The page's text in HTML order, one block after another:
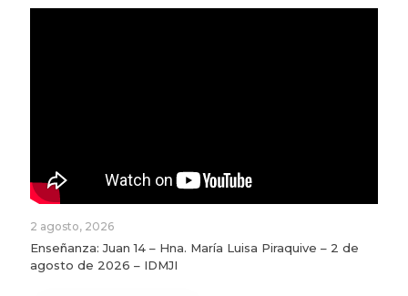
2 agosto, 2026
Enseñanza: Juan 14 – Hna. María Luisa Piraquive – 2 de
agosto de 2026 – IDMJI